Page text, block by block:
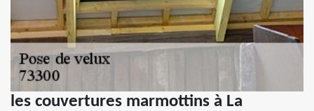
les couvertures marmottins à La